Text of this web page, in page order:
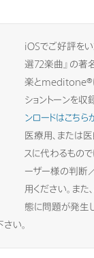
iOSでご好評を
選72楽曲』の著
楽とmeditone®
ショントーンを収
ンロードはこちら
医療用、または
スに代わるもの
ーザー様の判断
用ください。ま
態に問題が発生
い。